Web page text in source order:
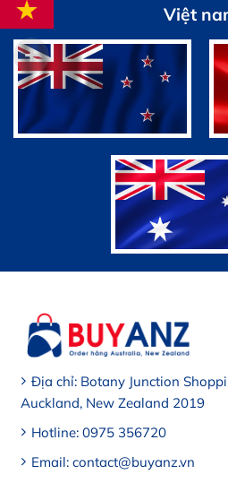
Việt
Địa chỉ: Botany Junction
Auckland, New Zealand 2019
Hotline: 0975 356720
Email: contact@buyanz.vn